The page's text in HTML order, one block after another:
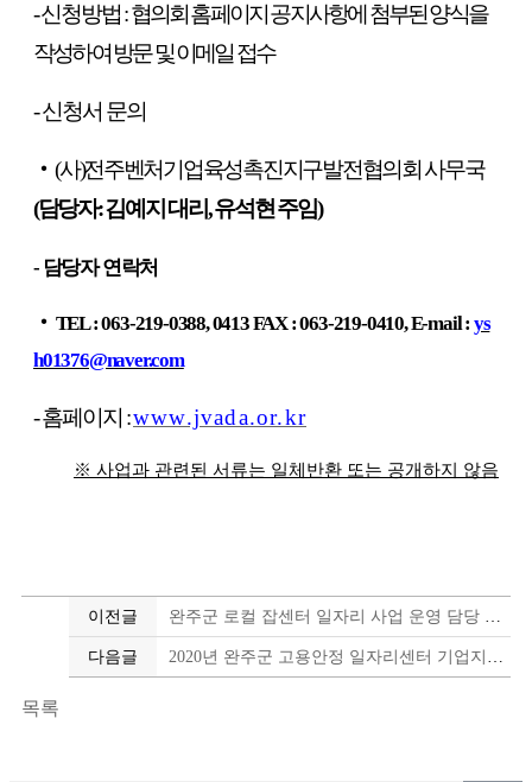
-신청방법:협의회 홈페이지 공지사항에 첨부된 양식을
작성하여 방문 및 이메일 접수
-신청서 문의
‧(사)전주벤처기업육성촉진지구발전협의회 사무국
(담당자:김예지 대리,유석현 주임)
- 담당자 연락처
‧ TEL : 063-219-0388, 0413 FAX : 063-219-0410, E-mail :ys
h01376@naver.com
-홈페이지 :www.jvada.or.kr
※ 사업과 관련된 서류는 일체반환 또는 공개하지 않음
이전글
다음글
목록